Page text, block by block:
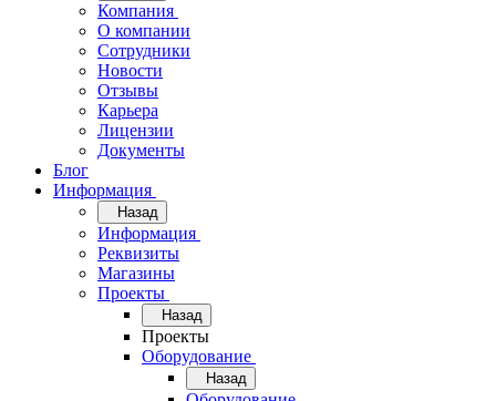
Компания
О компании
Сотрудники
Новости
Отзывы
Карьера
Лицензии
Документы
Блог
Информация
Назад
Информация
Реквизиты
Магазины
Проекты
Назад
Проекты
Оборудование
Назад